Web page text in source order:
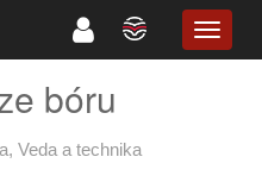
bóru
, Veda a technika